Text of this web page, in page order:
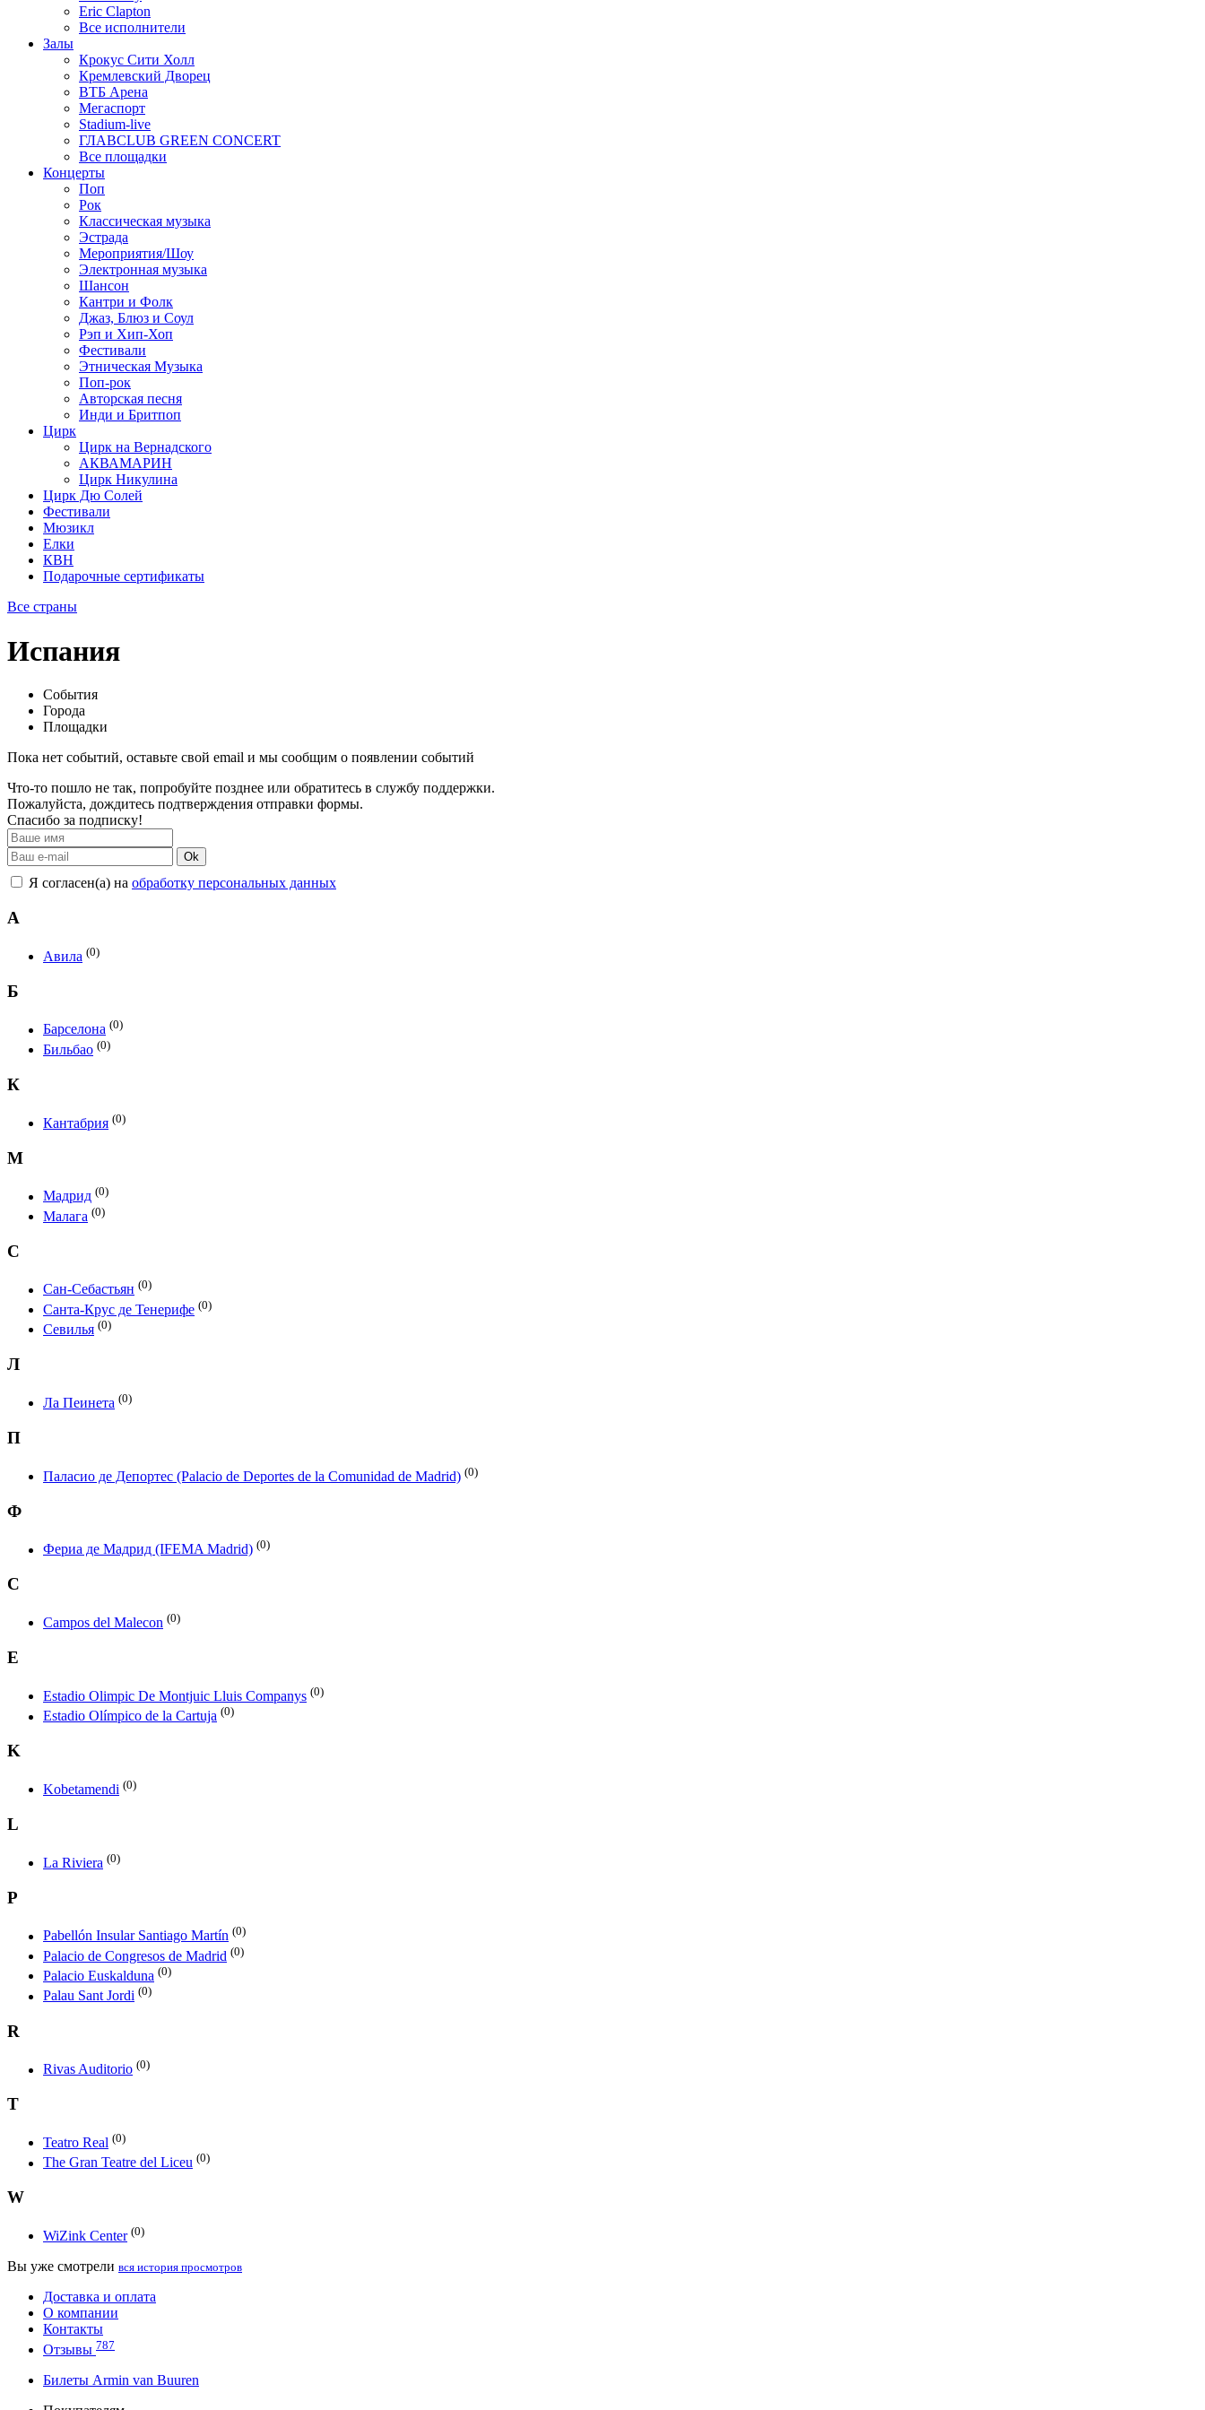
Eric Clapton
Все исполнители
Залы
Крокус Сити Холл
Кремлевский Дворец
ВТБ Арена
Мегаспорт
Stadium-live
ГЛАВCLUB GREEN CONCERT
Все площадки
Концерты
Поп
Рок
Классическая музыка
Эстрада
Мероприятия/Шоу
Электронная музыка
Шансон
Кантри и Фолк
Джаз, Блюз и Соул
Рэп и Хип-Хоп
Фестивали
Этническая Музыка
Поп-рок
Авторская песня
Инди и Бритпоп
Цирк
Цирк на Вернадского
АКВАМАРИН
Цирк Никулина
Цирк Дю Солей
Фестивали
Мюзикл
Елки
КВН
Подарочные сертификаты
Все страны
Испания
События
Города
Площадки
Пока нет событий, оставьте свой email и мы сообщим о появлении событий
Что-то пошло не так, попробуйте позднее или обратитесь в службу поддержки.
Пожалуйста, дождитесь подтверждения отправки формы.
Спасибо за подписку!
Ok
Я согласен(а) на обработку персональных данных
А
Авила (0)
Б
Барселона (0)
Бильбао (0)
К
Кантабрия (0)
М
Мадрид (0)
Малага (0)
С
Сан-Себастьян (0)
Санта-Крус де Тенерифе (0)
Севилья (0)
Л
Ла Пеинета (0)
П
Паласио де Депортес (Palacio de Deportes de la Comunidad de Madrid) (0)
Ф
Фериа де Мадрид (IFEMA Madrid) (0)
C
Campos del Malecon (0)
E
Estadio Olimpic De Montjuic Lluis Companys (0)
Estadio Olímpico de la Cartuja (0)
K
Kobetamendi (0)
L
La Riviera (0)
P
Pabellón Insular Santiago Martín (0)
Palacio de Congresos de Madrid (0)
Palacio Euskalduna (0)
Palau Sant Jordi (0)
R
Rivas Auditorio (0)
T
Teatro Real (0)
The Gran Teatre del Liceu (0)
W
WiZink Center (0)
Вы уже смотрели вся история просмотров
Доставка и оплата
О компании
Контакты
Отзывы 787
Билеты Armin van Buuren